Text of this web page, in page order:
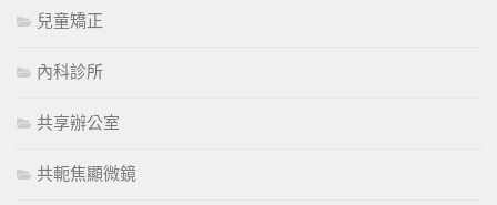
兒童矯正
內科診所
共享辦公室
共軛焦顯微鏡